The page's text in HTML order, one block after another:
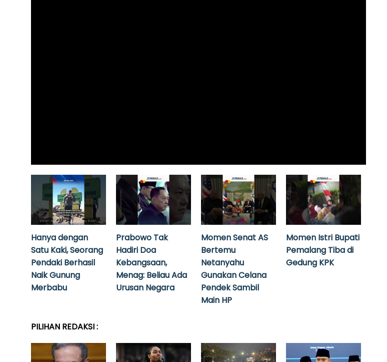
Hanya dengan
Satu Kaki, Seorang
Pendaki Berhasil
Naik Gunung
Merbabu
Prabowo Tak
Hadiri Doa
Kebangsaan,
Menag: Beliau Ada
Urusan Negara
Momen Senat AS
Bertemu
Netanyahu
Gunakan Celana
Pendek Sambil
Main HP
Momen Istri Bupati
Pemalang Tiba di
Gedung KPK
PILIHAN REDAKSI :